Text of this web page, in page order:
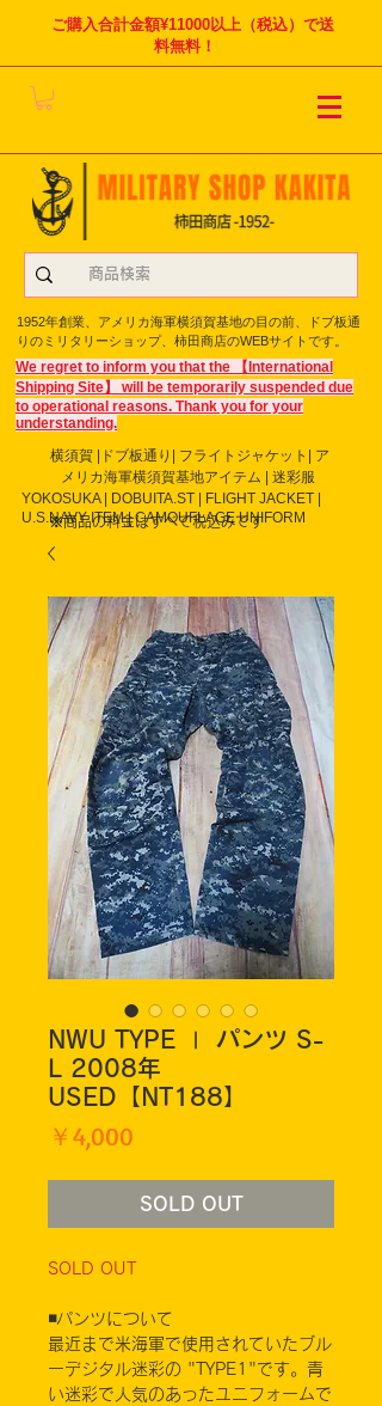
ご購入合計金額¥11000以上（税込）で送
料無料！
1952年創業、アメリカ海軍横須賀基地の目の前、ドブ板通
りのミリタリーショップ、柿田商店のWEBサイトです。
We regret to inform you that the 【International
Shipping Site】 will be temporarily suspended due
to operational reasons. Thank you for your
understanding.
横須賀 |ドブ板通り| フライト ジャケット| ア
メリカ海軍横須賀基地アイテム | 迷彩服
YOKOSUKA | DOBUITA.ST | FLIGHT JACKET |
U.S.NAVY ITEM | CAMOUFLAGE UNIFORM
※商品の料金はすべて税込みです
NWU TYPE Ⅰ パンツ S-
L 2008年
USED【NT188】
￥4,000
SOLD OUT
SOLD OUT
◾️パンツについて
最近まで米海軍で使用されていたブル
ーデジタル迷彩の "TYPE1"です。青
い迷彩で人気のあったユニフォームで